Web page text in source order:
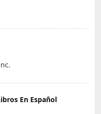
En Español